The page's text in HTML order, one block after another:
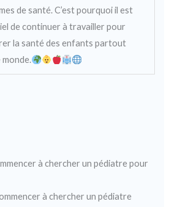
de santé. C’est pourquoi il est
de continuer à travailler pour
la santé des enfants partout
monde.
à chercher un pédiatre pour
à chercher un pédiatre